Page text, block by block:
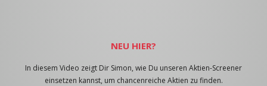
NEU HIER?
In diesem Video zeigt Dir Simon, wie Du unseren Aktien-Screener
einsetzen kannst, um chancenreiche Aktien zu finden.